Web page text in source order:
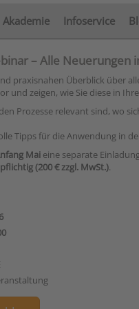
Akademie Infoservice
– Alle Neuerungen
praxisnahen Überblick über
und zeigen, wie Sie diese in
Prozesse relevant sind, wo
Tipps für die Anwendung in
Mai eine separate
(200 € zzgl. MwSt.).